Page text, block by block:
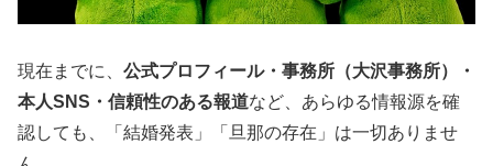
現在までに、 公式プロフィール・事務所（大沢事務所）・
本人SNS・信頼性のある報道など、あらゆる情報源を確
認しても、「結婚発表」「旦那の存在」は一切ありませ